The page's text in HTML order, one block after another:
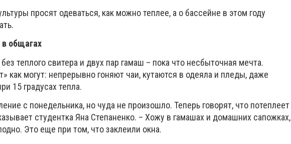
просят одеваться, как можно теплее, а о бассейне в этом году
общагах
теплого свитера и двух пар гамаш – пока что несбыточная мечта.
как могут: непрерывно гоняют чаи, кутаются в одеяла и пледы, даже
15 градусах тепла.
с понедельника, но чуда не произошло. Теперь говорят, что потеплеет
студентка Яна Степаненко. – Хожу в гамашах и домашних сапожках,
Это еще при том, что заклеили окна.